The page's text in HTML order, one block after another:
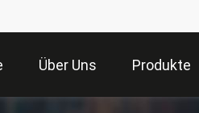
Über Uns Produkte